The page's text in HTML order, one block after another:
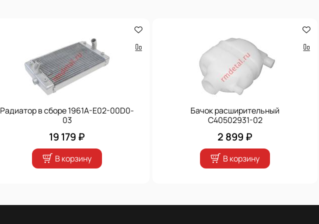
Радиатор в сборе 1961A-E02-00D0-
03
19 179 ₽
В корзину
Бачок расширительный
C40502931-02
2 899 ₽
В корзину